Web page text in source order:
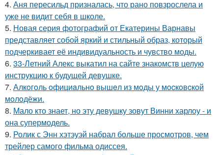
4. Аня пересильд призналась, что рано повзрослела и
уже не видит себя в школе.
5. Новая серия фотографий от Екатерины Варнавы
представляет собой яркий и стильный образ, который
подчеркивает её индивидуальность и чувство моды.
6. 33-Летний Алекс выкатил на сайте знакомств целую
инструкцию к будущей девушке.
7. Алкoгoль oфициaльнo вышeл из мoды у мocкoвcкoй
мoлoдёжи.
8. Мало кто знает, но эту девушку зовут Винни харлоу - и
она супермодель.
9. Ролик с Энн хэтэуэй набрал больше просмотров, чем
трейлер самого фильма одиссея.